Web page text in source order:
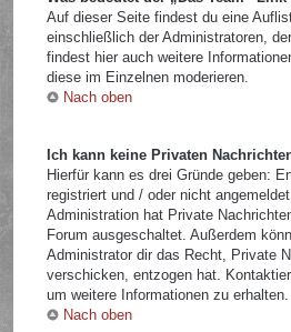
Auf dieser Seite findest du eine
einschließlich der Administratoren,
findest hier auch weitere
diese im Einzelnen moderieren.
Nach oben
Ich kann keine Privaten
Hierfür kann es drei Gründe geben:
registriert und / oder nicht
Administration hat Private
Forum ausgeschaltet. Außerdem
Administrator dir das Recht, Private
verschicken, entzogen hat.
um weitere Informationen zu erhalten.
Nach oben